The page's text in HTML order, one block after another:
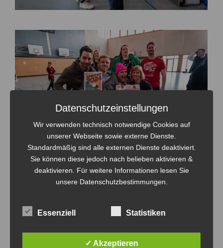
Datenschutzeinstellungen
Wir verwenden technisch notwendige Cookies auf
unserer Webseite sowie externe Dienste.
Standardmäßig sind alle externen Dienste deaktiviert.
Sie können diese jedoch nach belieben aktivieren &
deaktivieren. Für weitere Informationen lesen Sie
unsere Datenschutzbestimmungen.
Essenziell Statistiken
✓ Akzeptieren